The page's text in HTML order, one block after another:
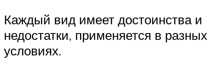
Каждый вид имеет достоинства и
недостатки, применяется в разных
условиях.